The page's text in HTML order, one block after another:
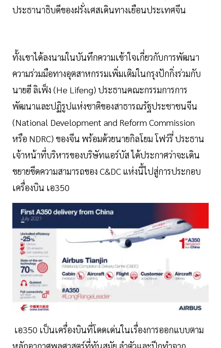
ประธานาธิบดีของฝรั่งเศสเดินทางเยือนประเทศจีน
ทั้งเขาได้ลงนามในบันทึกความเข้าใจเกี่ยวกับการพัฒนา
ความร่วมมือทางอุตสาหกรรมเพิ่มเติมในกรุงปักกิ่งร่วมกับ
นายฮี ลิเฟ็ง (He Lifeng) ประธานคณะกรรมการการ
พัฒนาและปฏิรูปแห่งชาติของสาธารณรัฐประชาชนจีน
(National Development and Reform Commission
หรือ NDRC) ของจีน พร้อมด้วยนายกิลโยม โฟว์รี่ ประธาน
เจ้าหน้าที่บริหารของบริษัทแอร์บัส ได้ประกาศว่าจะเดิน
ขยายขีดความสามารถของ C&DC แห่งนี้ไปสู่การประกอบ
เครื่องบิน เอ350
เอ350 เป็นเครื่องบินที่โดดเด่นในเรื่องการออกแบบตาม
หลักอากาศพลศาสตร์ที่ทันสมัย ลำตัวและปีกทำจาก